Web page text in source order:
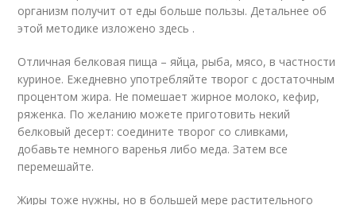
организм получит от еды больше пользы. Детальнее об
этой методике изложено здесь .
Отличная белковая пища – яйца, рыба, мясо, в частности
куриное. Ежедневно употребляйте творог с достаточным
процентом жира. Не помешает жирное молоко, кефир,
ряженка. По желанию можете приготовить некий
белковый десерт: соедините творог со сливками,
добавьте немного варенья либо меда. Затем все
перемешайте.
Жиры тоже нужны, но в большей мере растительного